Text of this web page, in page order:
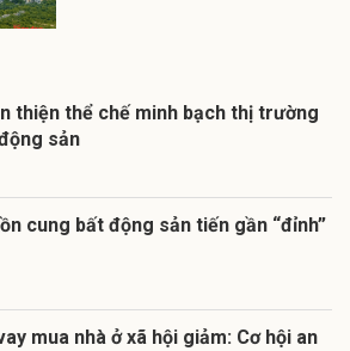
thiện thể chế minh bạch thị trường
sản
cung bất động sản tiến gần “đỉnh”
mua nhà ở xã hội giảm: Cơ hội an